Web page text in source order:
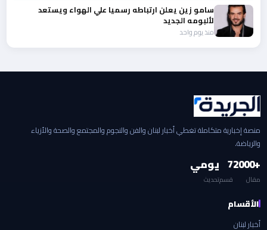
سامو زين يعلن ارتباطه رسميا علي الهواء ويستعد
لألبومه الجديد
منذ يوم واحد
منصة إخبارية متكاملة تغطي أخبار لبنان والفن والنجوم والمجتمع والصحة والأزياء
والرياضة.
+2000
مقال
7
قسم
يومي
تحديث
الأقسام
أخبار لبنان